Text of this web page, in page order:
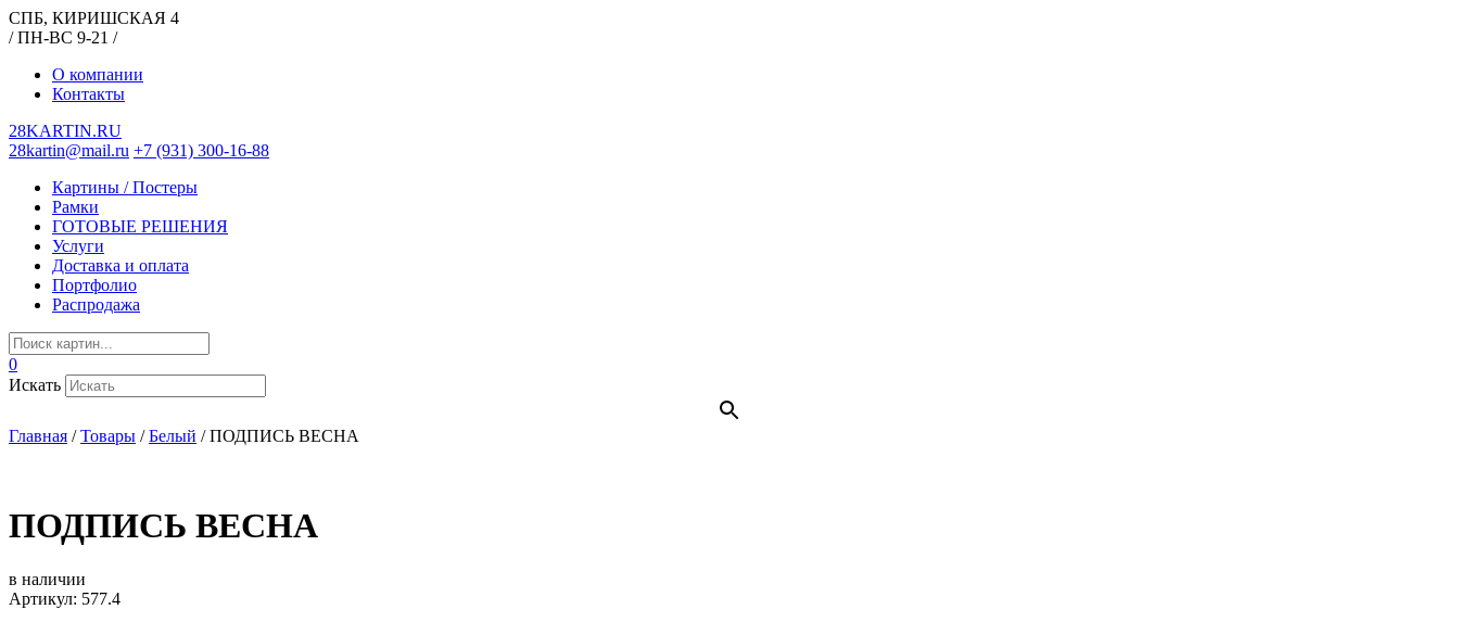
СПБ, КИРИШСКАЯ 4
/ ПН-ВС 9-21 /
О компании
Контакты
28KARTIN.RU
28kartin@mail.ru +7 (931) 300-16-88
Картины / Постеры
Рамки
ГОТОВЫЕ РЕШЕНИЯ
Услуги
Доставка и оплата
Портфолио
Распродажа
0
Искать
Главная /Товары /Белый /ПОДПИСЬ ВЕСНА
ПОДПИСЬ ВЕСНА
в наличии
Артикул: 577.4